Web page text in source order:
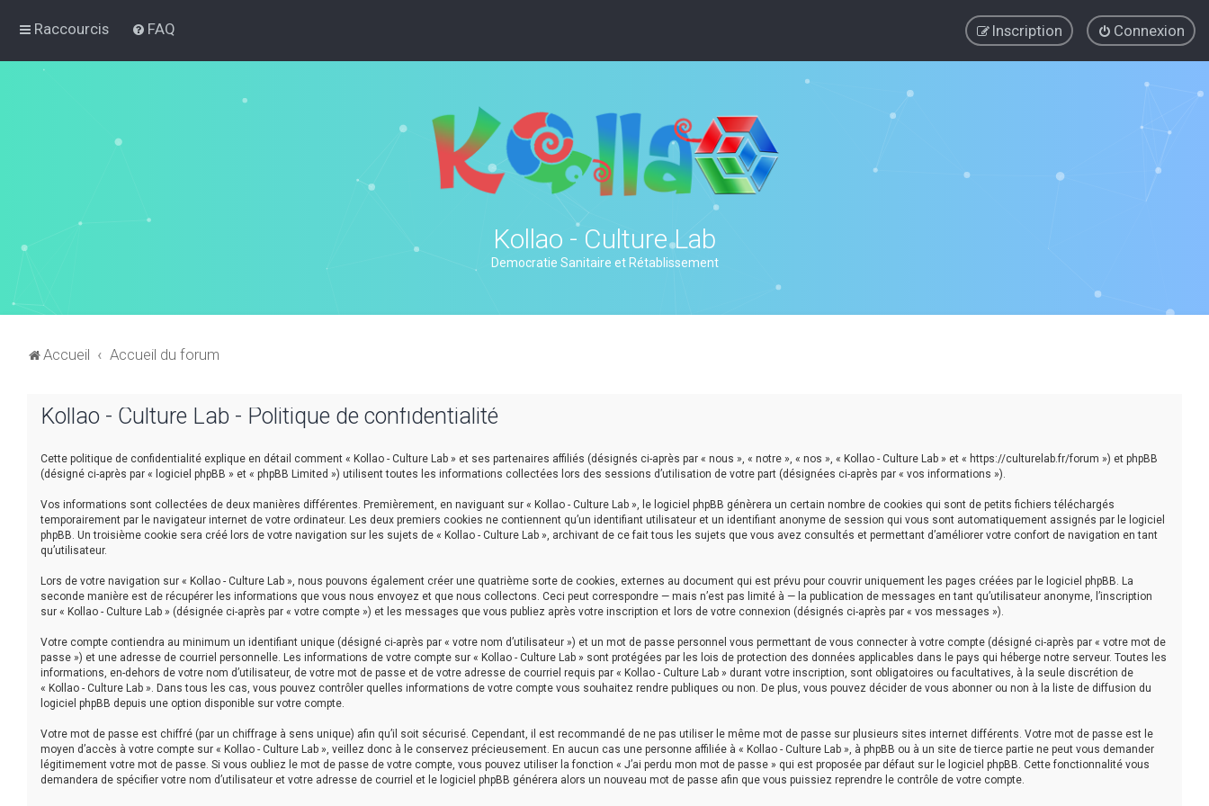
Raccourcis FAQ Connexion
Inscription
Kollao - Culture Lab
Democratie Sanitaire et Rétablissement
Accueil Accueil du forum
Kollao - Culture Lab - Politique de confidentialité
Cette politique de confidentialité explique en détail comment « Kollao - Culture Lab » et ses partenaires affiliés (désignés ci-après par « nous », « notre », « nos », « Kollao - Culture Lab » et « https://culturelab.fr/forum ») et phpBB
(désigné ci-après par « logiciel phpBB » et « phpBB Limited ») utilisent toutes les informations collectées lors des sessions d’utilisation de votre part (désignées ci-après par « vos informations »).
Vos informations sont collectées de deux manières différentes. Premièrement, en naviguant sur « Kollao - Culture Lab », le logiciel phpBB génèrera un certain nombre de cookies qui sont de petits fichiers téléchargés
temporairement par le navigateur internet de votre ordinateur. Les deux premiers cookies ne contiennent qu’un identifiant utilisateur et un identifiant anonyme de session qui vous sont automatiquement assignés par le logiciel
phpBB. Un troisième cookie sera créé lors de votre navigation sur les sujets de « Kollao - Culture Lab », archivant de ce fait tous les sujets que vous avez consultés et permettant d’améliorer votre confort de navigation en tant
qu’utilisateur.
Lors de votre navigation sur « Kollao - Culture Lab », nous pouvons également créer une quatrième sorte de cookies, externes au document qui est prévu pour couvrir uniquement les pages créées par le logiciel phpBB. La
seconde manière est de récupérer les informations que vous nous envoyez et que nous collectons. Ceci peut correspondre — mais n’est pas limité à — la publication de messages en tant qu’utilisateur anonyme, l’inscription
sur « Kollao - Culture Lab » (désignée ci-après par « votre compte ») et les messages que vous publiez après votre inscription et lors de votre connexion (désignés ci-après par « vos messages »).
Votre compte contiendra au minimum un identifiant unique (désigné ci-après par « votre nom d’utilisateur ») et un mot de passe personnel vous permettant de vous connecter à votre compte (désigné ci-après par « votre mot de
passe ») et une adresse de courriel personnelle. Les informations de votre compte sur « Kollao - Culture Lab » sont protégées par les lois de protection des données applicables dans le pays qui héberge notre serveur. Toutes les
informations, en-dehors de votre nom d’utilisateur, de votre mot de passe et de votre adresse de courriel requis par « Kollao - Culture Lab » durant votre inscription, sont obligatoires ou facultatives, à la seule discrétion de
« Kollao - Culture Lab ». Dans tous les cas, vous pouvez contrôler quelles informations de votre compte vous souhaitez rendre publiques ou non. De plus, vous pouvez décider de vous abonner ou non à la liste de diffusion du
logiciel phpBB depuis une option disponible sur votre compte.
Votre mot de passe est chiffré (par un chiffrage à sens unique) afin qu’il soit sécurisé. Cependant, il est recommandé de ne pas utiliser le même mot de passe sur plusieurs sites internet différents. Votre mot de passe est le
moyen d’accès à votre compte sur « Kollao - Culture Lab », veillez donc à le conservez précieusement. En aucun cas une personne affiliée à « Kollao - Culture Lab », à phpBB ou à un site de tierce partie ne peut vous demander
légitimement votre mot de passe. Si vous oubliez le mot de passe de votre compte, vous pouvez utiliser la fonction « J’ai perdu mon mot de passe » qui est proposée par défaut sur le logiciel phpBB. Cette fonctionnalité vous
demandera de spécifier votre nom d’utilisateur et votre adresse de courriel et le logiciel phpBB générera alors un nouveau mot de passe afin que vous puissiez reprendre le contrôle de votre compte.